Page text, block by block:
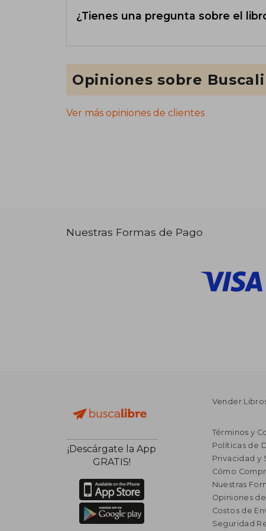
¿Tienes una pregunta sobre el
Opiniones sobre
Ver más opiniones de clientes
Nuestras Formas de Pago
¡Descárgate la App
GRATIS!
Vender
Términos y
Políticas de
Privacidad y
Cómo
Nuestras
Opiniones
Costos de
Seguridad